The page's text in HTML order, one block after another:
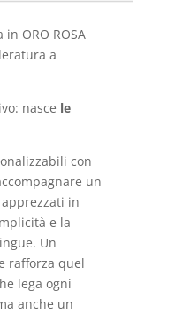
ORO ROSA
a
nasce le
con
un
in
e la
Un
rafforza quel
lega ogni
anche un